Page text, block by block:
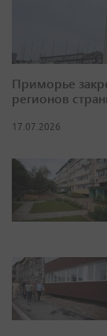
Приморье
регионов
17.07.2026